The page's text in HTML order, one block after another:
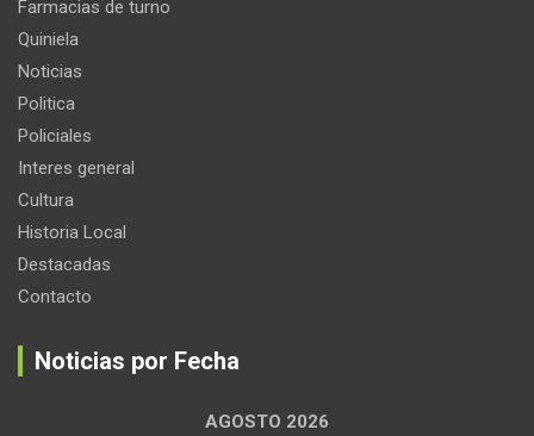
Farmacias de turno
Quiniela
Noticias
Politica
Policiales
Interes general
Cultura
Historia Local
Destacadas
Contacto
Noticias por Fecha
AGOSTO 2026